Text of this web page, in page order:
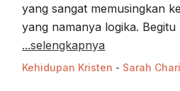
yang sangat memusingkan
yang namanya logika.
...selengkapnya
Kehidupan Kristen - Sarah